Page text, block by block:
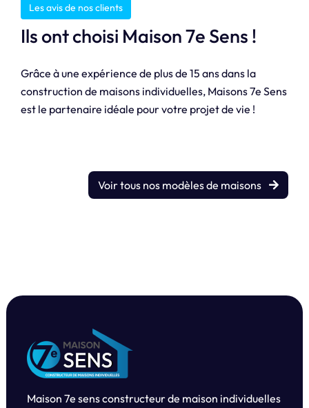
Les avis de nos clients
Ils ont choisi Maison 7e Sens !
Grâce à une expérience de plus de 15 ans dans la
construction de maisons individuelles, Maisons 7e Sens
est le partenaire idéale pour votre projet de vie !
Voir tous nos modèles de maisons
Maison 7e sens constructeur de maison individuelles